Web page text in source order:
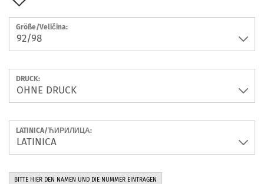
den
Merkzettel
Größe/Veličina:
DRUCK:
LATINICA/ЋИРИЛИЦА:
BITTE HIER DEN NAMEN UND DIE NUMMER EINTRAGEN